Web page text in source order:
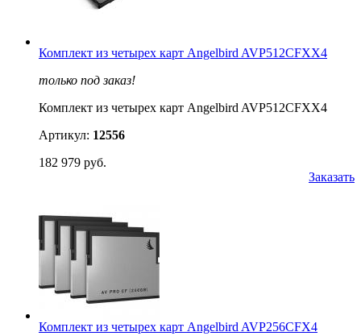
Комплект из четырех карт Angelbird AVP512CFXX4
только под заказ!
Комплект из четырех карт Angelbird AVP512CFXX4
Артикул: 12556
182 979 руб.
Заказать
Комплект из четырех карт Angelbird AVP256CFX4